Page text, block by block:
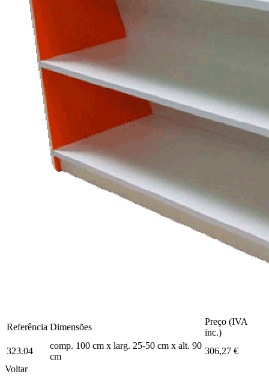
Referência Dimensões
Preço (IVA
inc.)
323.04
comp. 100 cm x larg. 25-50 cm x alt. 90
cm
306,27 €
Voltar